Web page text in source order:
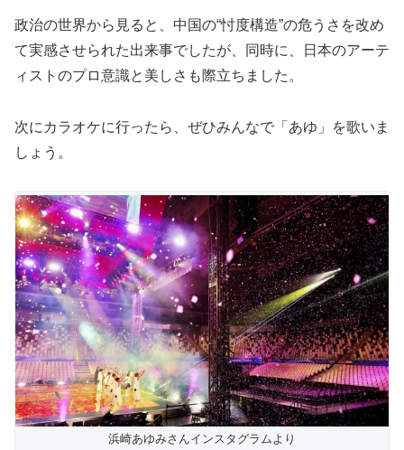
政治の世界から見ると、中国の“忖度構造”の危うさを改め
て実感させられた出来事でしたが、同時に、日本のアーテ
ィストのプロ意識と美しさも際立ちました。
次にカラオケに行ったら、ぜひみんなで「あゆ」を歌いま
しょう。
浜崎あゆみさんインスタグラムより